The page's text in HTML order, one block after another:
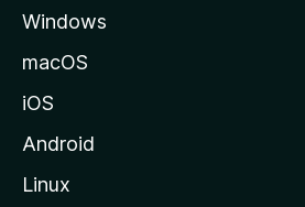
lWindows
macOS
iOS
Android
Linux